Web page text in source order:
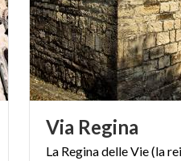
Via Regina
La ReginadelleVie(la